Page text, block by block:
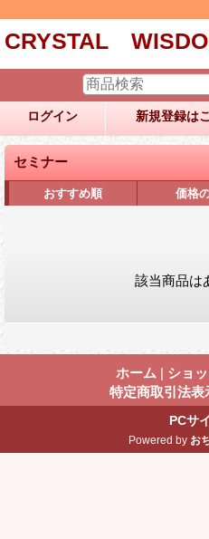
CRYSTAL
ログイン 新規登録は
セミナー
おすすめ順 価格
該当商品は
ホーム | ショ
特定商取引法表
PCサ
Powered by お